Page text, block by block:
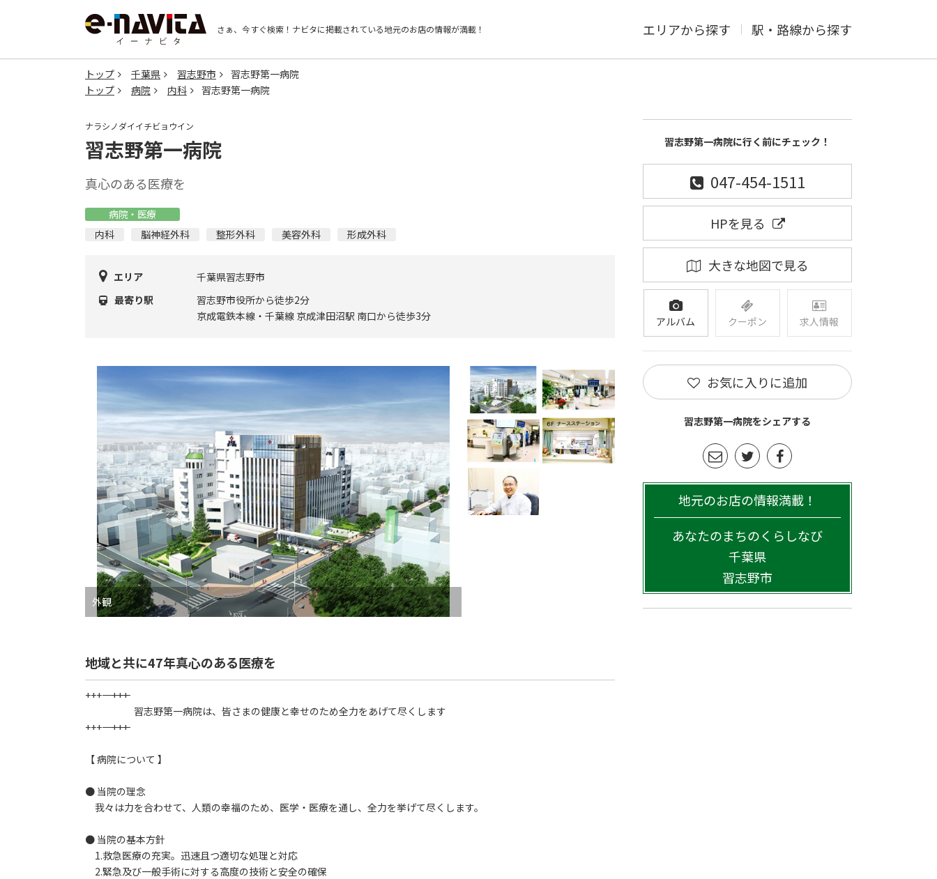
さぁ、今すぐ検索！ ナビタに掲載されている地元のお店の情報が満載！ エリアから探す 駅・路線から探す
トップ 千葉県 習志野市
習志野第一病院
トップ
病院 内科 習志野第一病院
ナラシノダイイチビョウイン
習志野第一病院
真心のある医療を
病院・医療
内科
脳神経外科 整形外科 美容外科 形成外科
エリア
千葉県習志野市
最寄り駅
習志野市役所から徒歩2分
京成電鉄本線・千葉線 京成津田沼駅 南口から徒歩3分
外観
地域と共に47年真心のある医療を
+++――――――――――――――――――――――――――――――――――+++
習志野第一病院は、皆さまの健康と幸せのため全力をあげて尽くします
+++――――――――――――――――――――――――――――――――――+++
【 病院について 】
● 当院の理念
我々は力を合わせて、人類の幸福のため、医学・医療を通し、全力を挙げて尽くします。
● 当院の基本方針
1.救急医療の充実。迅速且つ適切な処理と対応
2.緊急及び一般手術に対する高度の技術と安全の確保
習志野第一病院に行く前にチェック！
047-454-1511
HPを見る
大きな地図で見る
アルバム クーポン 求人情報
お気に入りに追加
習志野第一病院をシェアする
地元のお店の情報満載！
あなたのまちのくらしなび
千葉県
習志野市